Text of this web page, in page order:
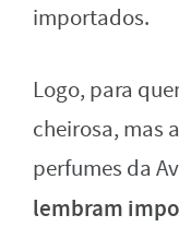
importados.
Logo, para
cheirosa, mas
perfumes da
lembram